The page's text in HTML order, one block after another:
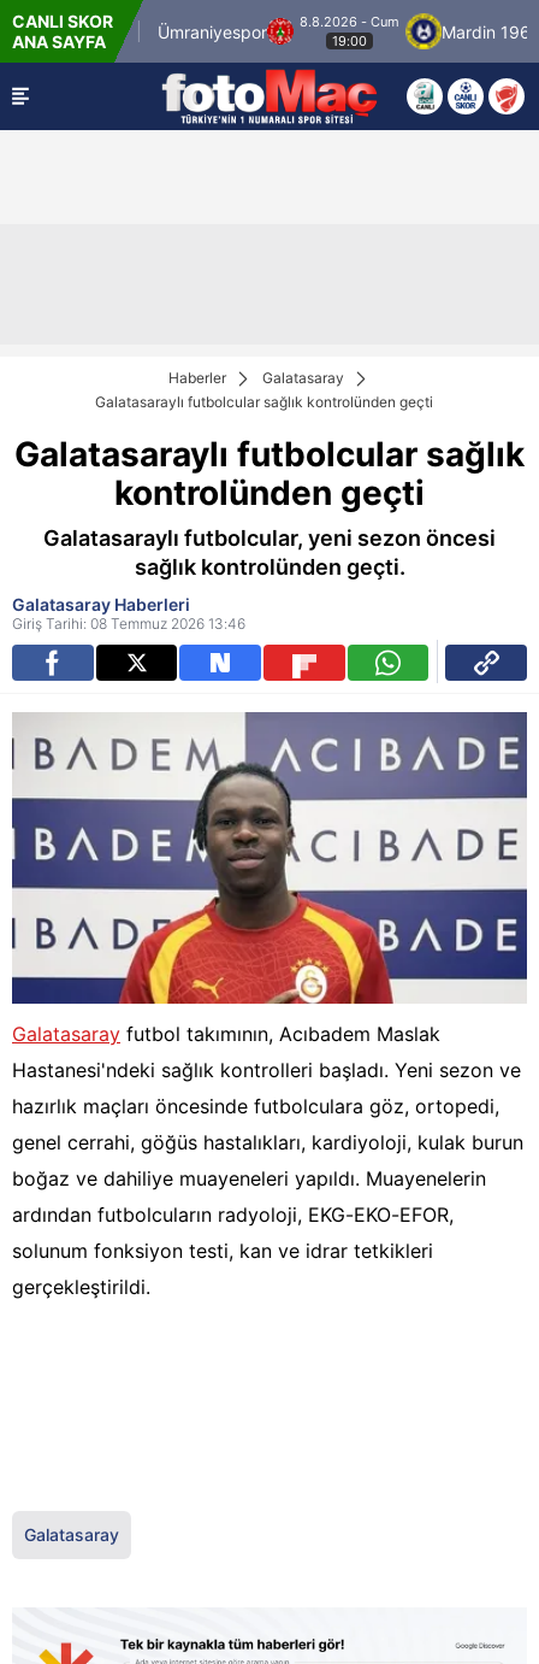
CANLI SKOR
ANA SAYFA
Ümraniyespor
8.8.2026 - Cum
19:00
Mardin 1969
Haberler
Galatasaray
Galatasaraylı futbolcular sağlık kontrolünden geçti
Galatasaraylı futbolcular sağlık
kontrolünden geçti
Galatasaraylı futbolcular, yeni sezon öncesi
sağlık kontrolünden geçti.
Galatasaray Haberleri
Giriş Tarihi: 08 Temmuz 2026 13:46
Galatasaray futbol takımının, Acıbadem Maslak
Hastanesi'ndeki sağlık kontrolleri başladı. Yeni sezon ve
hazırlık maçları öncesinde futbolculara göz, ortopedi,
genel cerrahi, göğüs hastalıkları, kardiyoloji, kulak burun
boğaz ve dahiliye muayeneleri yapıldı. Muayenelerin
ardından futbolcuların radyoloji, EKG-EKO-EFOR,
solunum fonksiyon testi, kan ve idrar tetkikleri
gerçekleştirildi.
Galatasaray